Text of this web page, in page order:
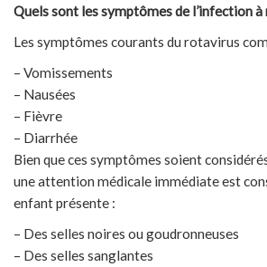
Quels sont les symptômes de l’infection
Les symptômes courants du rotavirus
– Vomissements
– Nausées
– Fièvre
– Diarrhée
Bien que ces symptômes soient
une attention médicale immédiate est
enfant présente :
– Des selles noires ou goudronneuses
– Des selles sanglantes